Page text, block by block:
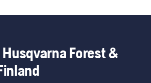
Husqvarna Forest &